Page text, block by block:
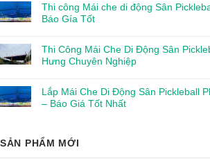
Thi công Mái che di động Sân
Báo Gía Tốt
Thi Công Mái Che Di Động Sân
Hưng Chuyên Nghiệp
Lắp Mái Che Di Động Sân Pickleball
– Báo Giá Tốt Nhất
SẢN PHẨM MỚI